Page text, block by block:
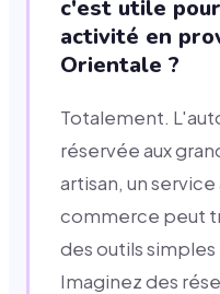
c'est utile
activité en
Orientale ?
Totalement.
réservée aux
artisan, un
commerce peut
des outils
Imaginez des